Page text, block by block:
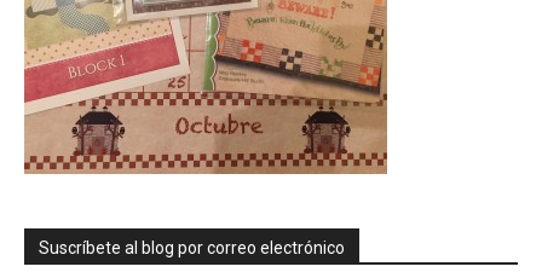
Suscríbete al blog por correo electrónico